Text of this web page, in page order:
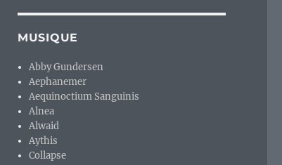
MUSIQUE
Abby Gundersen
Aephanemer
Aequinoctium Sanguinis
Alnea
Alwaid
Aythis
Collapse